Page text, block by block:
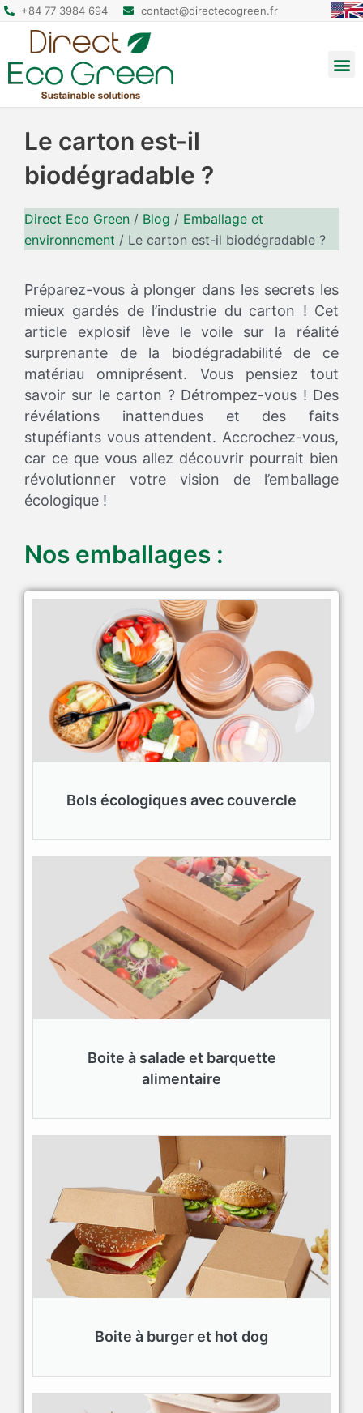
+84 77 3984 694 contact@directecogreen.fr
Le carton est-il
biodégradable ?
Direct Eco Green / Blog / Emballage et
environnement / Le carton est-il biodégradable ?
Préparez-vous à plonger dans les secrets les
mieux gardés de l’industrie du carton ! Cet
article explosif lève le voile sur la réalité
surprenante de la biodégradabilité de ce
matériau omniprésent. Vous pensiez tout
savoir sur le carton ? Détrompez-vous ! Des
révélations inattendues et des faits
stupéfiants vous attendent. Accrochez-vous,
car ce que vous allez découvrir pourrait bien
révolutionner votre vision de l’emballage
écologique !
Nos emballages :
Bols écologiques avec couvercle
Boite à salade et barquette
alimentaire
Boite à burger et hot dog